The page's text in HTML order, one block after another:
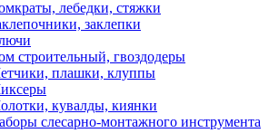
лебедки, стяжки
заклепки
строительный, гвоздодеры
плашки, клуппы
кувалды, киянки
слесарно-монтажного инструмента